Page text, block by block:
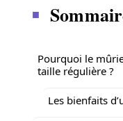
Pourquoi le
taille régulière ?
Les bienfaits